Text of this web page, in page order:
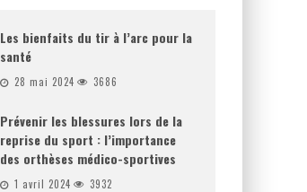
Les bienfaits du tir à l’arc pour la
santé
28 mai 2024 3686
Prévenir les blessures lors de la
reprise du sport : l’importance
des orthèses médico-sportives
1 avril 2024 3932